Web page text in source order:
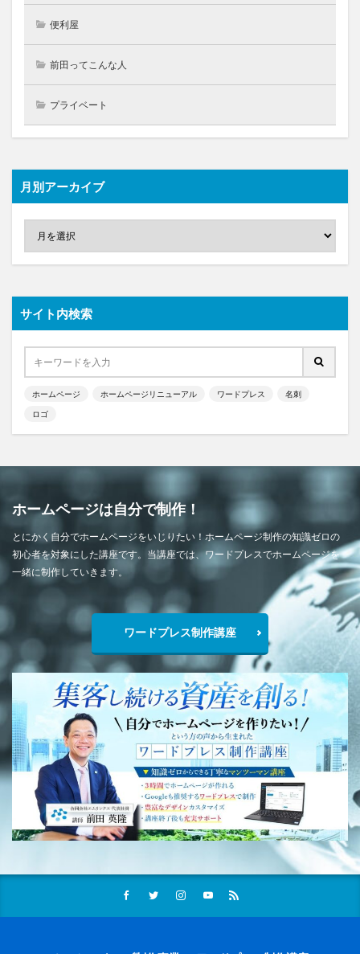
便利屋
前田ってこんな人
プライベート
月別アーカイブ
サイト内検索
ホームページ ホームページリニューアル ワードプレス 名刺
ロゴ
ホームページは自分で制作！
とにかく自分でホームページをいじりたい！ホームページ制作の知識ゼロの
初心者を対象にした講座です。当講座では、ワードプレスでホームページを
一緒に制作していきます。
ワードプレス制作講座